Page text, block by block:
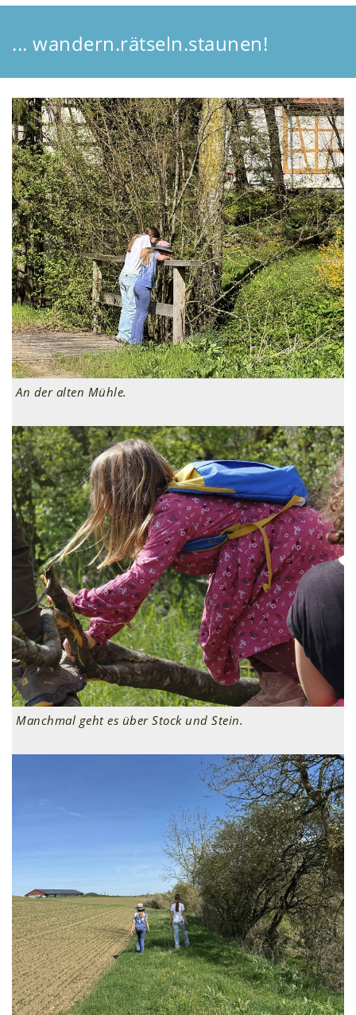
... wandern.rätseln.staunen!
An der alten Mühle.
Manchmal geht es über Stock und Stein.